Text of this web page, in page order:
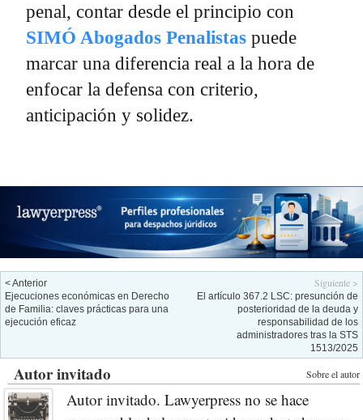
penal, contar desde el principio con
SIMÓ Abogados Penalistas puede
marcar una diferencia real a la hora de
enfocar la defensa con criterio,
anticipación y solidez.
< Anterior
Ejecuciones económicas en Derecho
de Familia: claves prácticas para una
ejecución eficaz
Siguiente >
El artículo 367.2 LSC: presunción de
posterioridad de la deuda y
responsabilidad de los
administradores tras la STS
1513/2025
Sobre el autor
Autor invitado
Autor invitado. Lawyerpress no se hace